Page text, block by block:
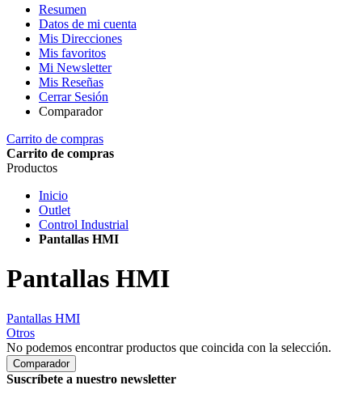
Resumen
Datos de mi cuenta
Mis Direcciones
Mis favoritos
Mi Newsletter
Mis Reseñas
Cerrar Sesión
Comparador
Carrito de compras
Carrito de compras
Productos
Inicio
Outlet
Control Industrial
Pantallas HMI
Pantallas HMI
Pantallas HMI
Otros
No podemos encontrar productos que coincida con la selección.
Comparador
Suscríbete a nuestro newsletter